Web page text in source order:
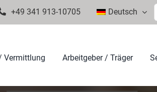
+49 341 913-10705 Deutsch
Vermittlung Arbeitgeber / Träger